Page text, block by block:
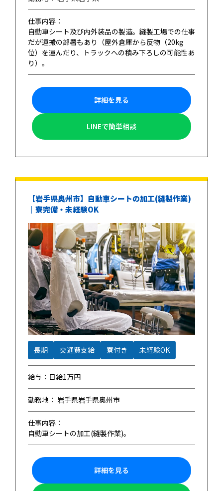
仕事内容：
自動車シート及び内外装品の製造。縫製工場での仕事
だが運搬の部署もあり（屋外倉庫から反物（20kg
位）を運んだり、トラックへの積み下ろしの可能性あ
り）。
詳細を見る
LINEで簡単相談
【岩手県奥州市】自動車シートの加工(縫製作業)
｜寮完備・未経験OK
長期 交通費支給 寮付き 未経験OK
給与：日給1万円
勤務地： 岩手県岩手県奥州市
仕事内容：
自動車シートの加工(縫製作業)。
詳細を見る